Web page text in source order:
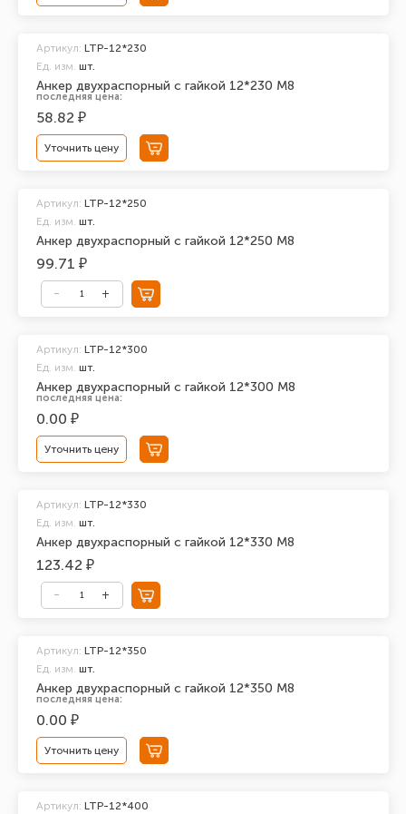
Анкер двухраспорный с гайкой 12*230 М8
Артикул: LTP-12*230
Ед. изм. шт.
последняя цена:
58.82 ₽
Уточнить цену
Анкер двухраспорный с гайкой 12*250 М8
Артикул: LTP-12*250
Ед. изм. шт.
99.71 ₽
Анкер двухраспорный с гайкой 12*300 М8
Артикул: LTP-12*300
Ед. изм. шт.
последняя цена:
0.00 ₽
Уточнить цену
Анкер двухраспорный с гайкой 12*330 М8
Артикул: LTP-12*330
Ед. изм. шт.
123.42 ₽
Анкер двухраспорный с гайкой 12*350 М8
Артикул: LTP-12*350
Ед. изм. шт.
последняя цена:
0.00 ₽
Уточнить цену
Артикул: LTP-12*400